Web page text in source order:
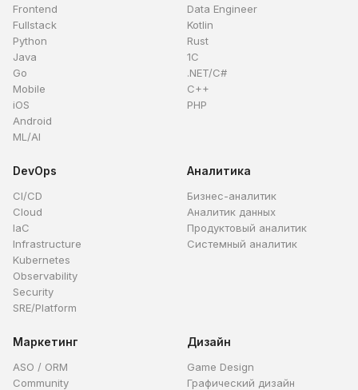
Frontend
Fullstack
Python
Java
Go
Mobile
iOS
Android
ML/AI
Data Engineer
Kotlin
Rust
1C
.NET/C#
C++
PHP
DevOps
CI/CD
Cloud
IaC
Infrastructure
Kubernetes
Observability
Security
SRE/Platform
Аналитика
Бизнес-аналитик
Аналитик данных
Продуктовый аналитик
Системный аналитик
Маркетинг
ASO / ORM
Community
Дизайн
Game Design
Графический дизайн